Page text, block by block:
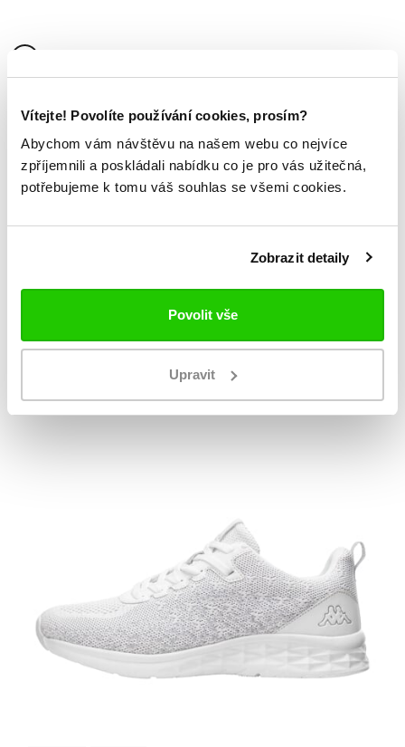
Vítejte! Povolíte používání cookies, prosím?
Abychom vám návštěvu na našem webu co nejvíce
zpříjemnili a poskládali nabídku co je pro vás užitečná,
potřebujeme k tomu váš souhlas se všemi cookies.
Zobrazit detaily
Povolit vše
Upravit
Dámská mikina Logo Femisa
kapuce stahovatelná šňůrkou
rukávy a spodní lem zakončeny pružnou manžetou
celorozepínací zip
na hrudi a na zádech logo Kappa
Mohlo by se vám